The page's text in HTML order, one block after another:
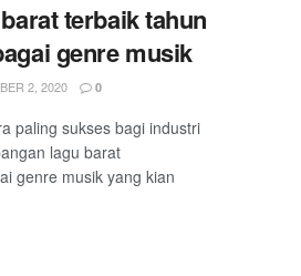
terbaik tahun
genre musik
2, 2020 0
paling sukses bagi industri
lagu barat
genre musik yang kian